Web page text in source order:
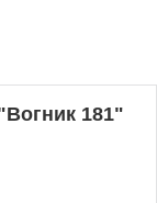
181"